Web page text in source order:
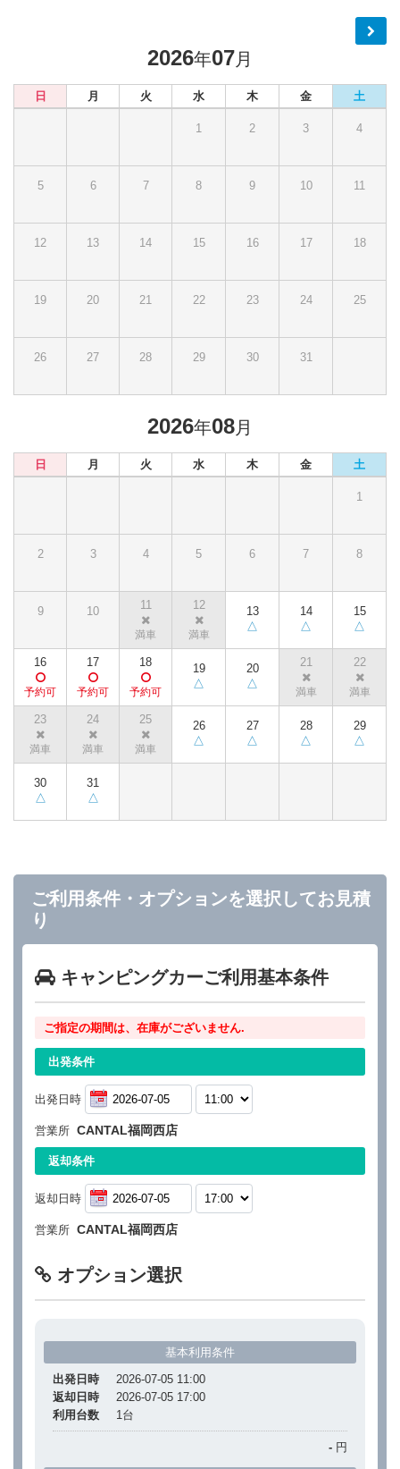
2026年07月
日 月 火 水 木 金 土
1 2 3 4
5 6 7 8 9 10 11
12 13 14 15 16 17 18
19 20 21 22 23 24 25
26 27 28 29 30 31
2026年08月
日 月 火 水 木 金 土
1
2 3 4 5 6 7 8
9 10 11 12 13 14 15
16 17 18 19 20 21 22
23 24 25 26 27 28 29
30 31
ご利用条件・オプションを選択してお見積
り
キャンピングカーご利用基本条件
ご指定の期間は、在庫がございません.
出発条件
出発日時
営業所 CANTAL福岡西店
返却条件
返却日時
営業所 CANTAL福岡西店
オプション選択
基本利用条件
出発日時
2026-07-05 11:00
返却日時
2026-07-05 17:00
利用台数
1台
- 円